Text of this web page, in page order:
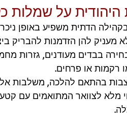
על שמלות
הדתית משפיע באופן
להן הזדמנות להבריק
בבדים מעודנים, גזרות
רקמות או פרחים.
בהתאם להלכה, משלבות
מלא לצוואר המתואמים עם